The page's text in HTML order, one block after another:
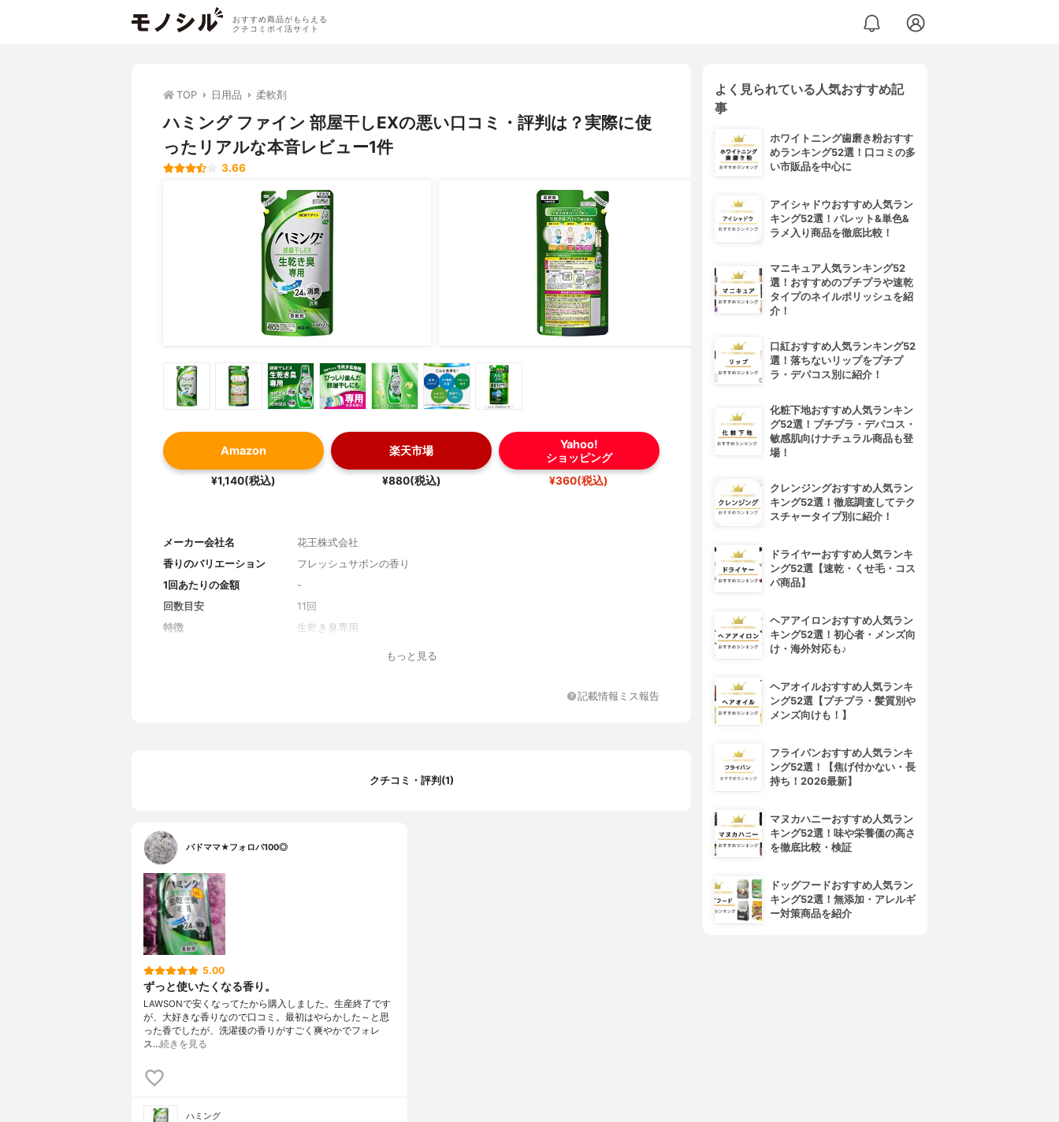
おすすめ商品がもらえる
クチコミポイ活サイト
TOP 日用品 柔軟剤
ハミング ファイン 部屋干しEXの悪い口コミ・評判は？実際に使
ったリアルな本音レビュー1件
3.66
Amazon
¥1,140(税込)
楽天市場
¥880(税込)
Yahoo!
ショッピング
¥360(税込)
メーカー会社名
花王株式会社
香りのバリエーション
フレッシュサボンの香り
1回あたりの金額
-
回数目安
11回
特徴
生乾き臭専用
もっと見る
記載情報ミス報告
クチコミ・評判(1)
バドママ★フォロバ100◎
5.00
ずっと使いたくなる香り。
LAWSONで安くなってたから購入しました。生産終了です
が、大好きな香りなので口コミ。最初はやらかした～と思
った香でしたが、洗濯後の香りがすごく爽やかでフォレ
ス…続きを見る
ハミング
よく見られている人気おすすめ記
事
ホワイトニング歯磨き粉おすす
めランキング52選！口コミの多
い市販品を中心に
アイシャドウおすすめ人気ラン
キング52選！パレット&単色&
ラメ入り商品を徹底比較！
マニキュア人気ランキング52
選！おすすめのプチプラや速乾
タイプのネイルポリッシュを紹
介！
口紅おすすめ人気ランキング52
選！落ちないリップをプチプ
ラ・デパコス別に紹介！
化粧下地おすすめ人気ランキン
グ52選！プチプラ・デパコス・
敏感肌向けナチュラル商品も登
場！
クレンジングおすすめ人気ラン
キング52選！徹底調査してテク
スチャータイプ別に紹介！
ドライヤーおすすめ人気ランキ
ング52選【速乾・くせ毛・コス
パ商品】
ヘアアイロンおすすめ人気ラン
キング52選！初心者・メンズ向
け・海外対応も♪
ヘアオイルおすすめ人気ランキ
ング52選【プチプラ・髪質別や
メンズ向けも！】
フライパンおすすめ人気ランキ
ング52選！【焦げ付かない・長
持ち！2026最新】
マヌカハニーおすすめ人気ラン
キング52選！味や栄養価の高さ
を徹底比較・検証
ドッグフードおすすめ人気ラン
キング52選！無添加・アレルギ
ー対策商品を紹介